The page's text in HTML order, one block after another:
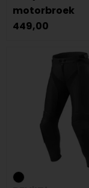
motorbroek
449,00